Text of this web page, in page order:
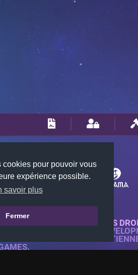
cookies pour pouvoir vous
expérience possible.
savoir plus
Fermer
© 2018-2026 KTARENA. TOUS
SITE WEB ENTIÈREMENT
TOUTES LES IMAGES